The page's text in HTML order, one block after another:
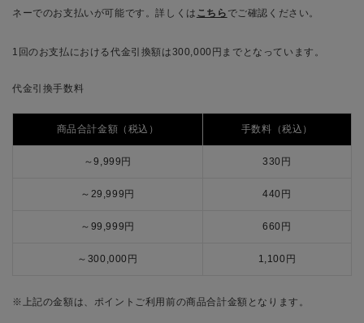
ネーでのお支払いが可能です。詳しくは こちら でご確認ください。
1回のお支払における代金引換額は300,000円までとなっています。
代金引換手数料
商品合計金額（税込） 手数料（税込）
～9,999円 330円
～29,999円 440円
～99,999円 660円
～300,000円 1,100円
※上記の金額は、ポイントご利用前の商品合計金額となります。